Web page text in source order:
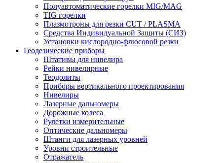
Полуавтоматические горелки MIG/MAG
TIG горелки
Плазмотроны для резки CUT / PLASMA
Средства Индивидуальной Защиты (СИЗ)
Установки кислородно-флюсовой резки
Геодезические приборы
Штативы для нивелира
Рейки нивелирные
Теодолиты
Приборы вертикального проектирования
Нивелиры
Лазерные дальномеры
Дорожные колеса
Рулетки измерительные
Оптические дальномеры
Штанги для лазерных уровней
Уровни строительные
Отражатель